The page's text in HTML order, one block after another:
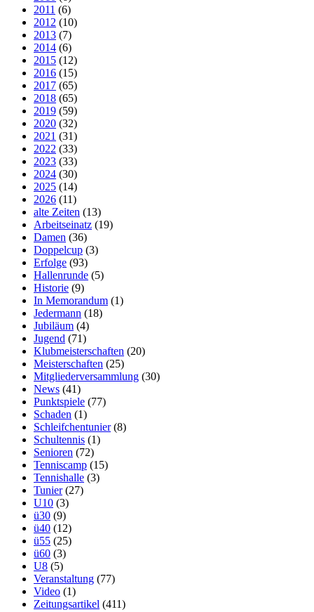
2011 (6)
2012 (10)
2013 (7)
2014 (6)
2015 (12)
2016 (15)
2017 (65)
2018 (65)
2019 (59)
2020 (32)
2021 (31)
2022 (33)
2023 (33)
2024 (30)
2025 (14)
2026 (11)
alte Zeiten (13)
Arbeitseinatz (19)
Damen (36)
Doppelcup (3)
Erfolge (93)
Hallenrunde (5)
Historie (9)
In Memorandum (1)
Jedermann (18)
Jubiläum (4)
Jugend (71)
Klubmeisterschaften (20)
Meisterschaften (25)
Mitgliederversammlung (30)
News (41)
Punktspiele (77)
Schaden (1)
Schleifchentunier(8)
Schultennis (1)
Senioren (72)
Tenniscamp (15)
Tennishalle (3)
Tunier(27)
U10 (3)
ü30 (9)
ü40 (12)
ü55 (25)
ü60 (3)
U8 (5)
Veranstaltung (77)
Video (1)
Zeitungsartikel (411)